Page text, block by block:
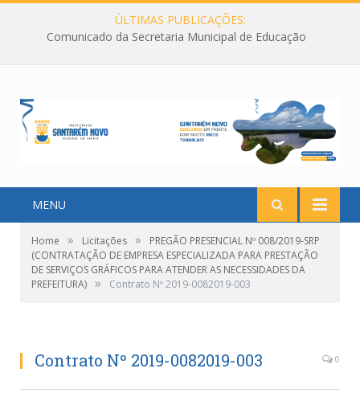
ÚLTIMAS PUBLICAÇÕES:
Comunicado da Secretaria Municipal de Educação
MENU
Home » Licitações »
PREGÃO PRESENCIAL Nº 008/2019-SRP
(CONTRATAÇÃO DE EMPRESA ESPECIALIZADA PARA PRESTAÇÃO
DE SERVIÇOS GRÁFICOS PARA ATENDER AS NECESSIDADES DA
PREFEITURA) » Contrato Nº 2019-0082019-003
Contrato Nº 2019-0082019-003 0